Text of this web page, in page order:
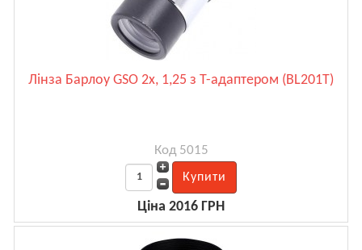
Лінза Барлоу GSO 2x, 1,25 з Т-адаптером (BL201T)
Код 5015
Ціна 2016 ГРН